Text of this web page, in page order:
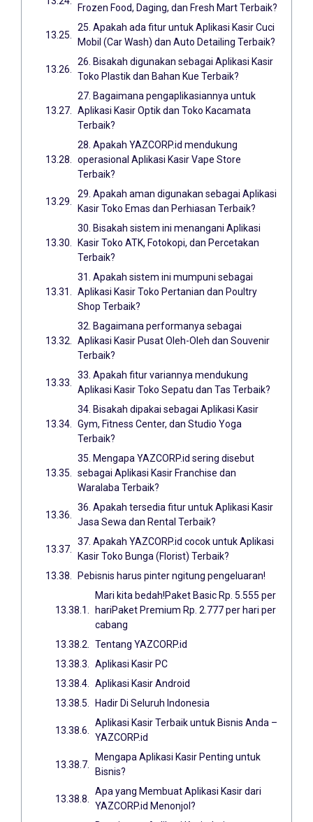
Frozen Food, Daging, dan Fresh Mart Terbaik?
25. Apakah ada fitur untuk Aplikasi Kasir Cuci
Mobil (Car Wash) dan Auto Detailing Terbaik?
26. Bisakah digunakan sebagai Aplikasi Kasir
Toko Plastik dan Bahan Kue Terbaik?
27. Bagaimana pengaplikasiannya untuk
Aplikasi Kasir Optik dan Toko Kacamata
Terbaik?
28. Apakah YAZCORP.id mendukung
operasional Aplikasi Kasir Vape Store
Terbaik?
29. Apakah aman digunakan sebagai Aplikasi
Kasir Toko Emas dan Perhiasan Terbaik?
30. Bisakah sistem ini menangani Aplikasi
Kasir Toko ATK, Fotokopi, dan Percetakan
Terbaik?
31. Apakah sistem ini mumpuni sebagai
Aplikasi Kasir Toko Pertanian dan Poultry
Shop Terbaik?
32. Bagaimana performanya sebagai
Aplikasi Kasir Pusat Oleh-Oleh dan Souvenir
Terbaik?
33. Apakah fitur variannya mendukung
Aplikasi Kasir Toko Sepatu dan Tas Terbaik?
34. Bisakah dipakai sebagai Aplikasi Kasir
Gym, Fitness Center, dan Studio Yoga
Terbaik?
35. Mengapa YAZCORP.id sering disebut
sebagai Aplikasi Kasir Franchise dan
Waralaba Terbaik?
36. Apakah tersedia fitur untuk Aplikasi Kasir
Jasa Sewa dan Rental Terbaik?
37. Apakah YAZCORP.id cocok untuk Aplikasi
Kasir Toko Bunga (Florist) Terbaik?
Pebisnis harus pinter ngitung pengeluaran!
Mari kita bedah!Paket Basic Rp. 5.555 per
hariPaket Premium Rp. 2.777 per hari per
cabang
Tentang YAZCORP.id
Aplikasi Kasir PC
Aplikasi Kasir Android
Hadir Di Seluruh Indonesia
Aplikasi Kasir Terbaik untuk Bisnis Anda –
YAZCORP.id
Mengapa Aplikasi Kasir Penting untuk
Bisnis?
Apa yang Membuat Aplikasi Kasir dari
YAZCORP.id Menonjol?